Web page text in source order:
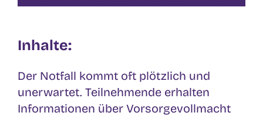
Inhalte:
Der Notfall kommt oft plötzlich und
unerwartet. Teilnehmende erhalten
Informationen über Vorsorgevollmacht